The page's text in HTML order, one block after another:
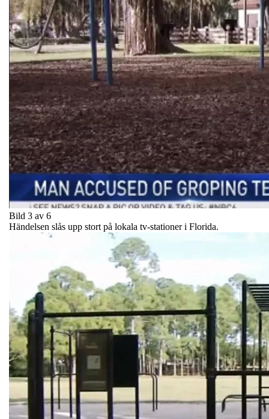
Bild 3 av 6
Händelsen slås upp stort på lokala tv-stationer i Florida.